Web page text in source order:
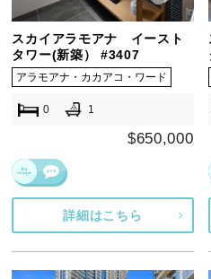
スカイアラモアナ イースト
タワー(新築） #3407
アラモアナ・カカアコ・ワード
0 1
$650,000
詳細はこちら